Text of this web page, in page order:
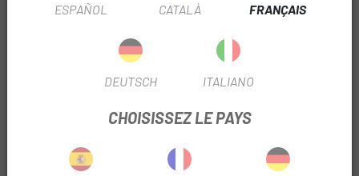
PRÉVENEZ-MOI UNE FOIS DISPONIBLE
détachées Specialized d'origine pour votre vélo chez
est la tige de selle de remplacement pour Shiv Disc
assurant un ajustement parfait avec deux options de
décalage possibles - 0 mm et 25 mm. Construction
aérodynamique en carbone FACT compatible Shiv Disc.
ESPAÑOL CATALÀ FRANÇAIS
DEUTSCH ITALIANO
CHOISISSEZ LE PAYS